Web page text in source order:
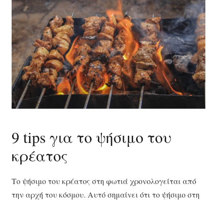
9 tips για το ψήσιμο του
κρέατος
Το ψήσιμο του κρέατος στη φωτιά χρονολογείται από
την αρχή του κόσμου. Αυτό σημαίνει ότι το ψήσιμο στη